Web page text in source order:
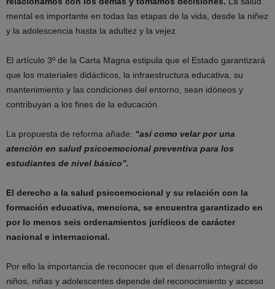
mental es importante en todas las etapas de la vida, desde la niñez
y la adolescencia hasta la adultez y la vejez
El artículo 3º de la Carta Magna estipula que el Estado garantizará
que los materiales didácticos, la infraestructura educativa, su
mantenimiento y las condiciones del entorno, sean idóneos y
contribuyan a los fines de la educación.
La propuesta de reforma añade: “así como velar por una
atención en salud psicoemocional preventiva para los
estudiantes de nivel básico”.
El derecho a la salud psicoemocional y su relación con la
formación educativa, menciona, se encuentra garantizado en
por lo menos seis ordenamientos jurídicos de carácter
nacional e internacional.
Por ello la importancia de reconocer que el desarrollo integral de
niños, niñas y adolescentes depende del reconocimiento y acceso